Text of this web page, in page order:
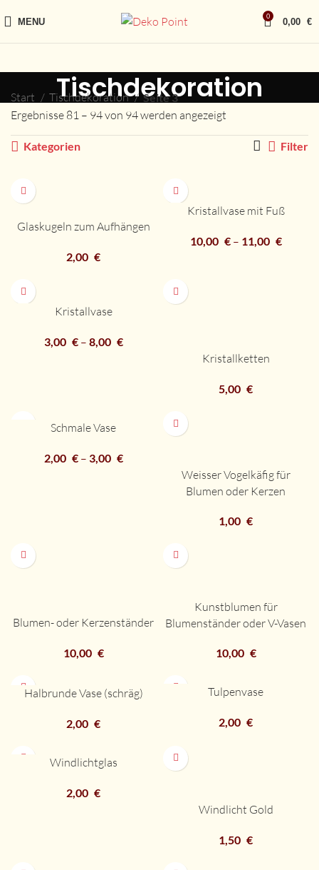
MENU 0 0,00 €
Tischdekoration
Start Tischdekoration Seite 3
Ergebnisse 81 – 94 von 94 werden angezeigt
Kategorien Filter
Glaskugeln zum Aufhängen
2,00 €
Kristallvase mit Fuß
10,00 €– 11,00 €
Kristallvase
3,00 €– 8,00 €
Kristallketten
5,00 €
Schmale Vase
2,00 €– 3,00 €
Weisser Vogelkäfig für
Blumen oder Kerzen
1,00 €
Blumen- oder Kerzenständer
10,00 €
Kunstblumen für
Blumenständer oder V-Vasen
10,00 €
Halbrunde Vase (schräg)
2,00 €
Tulpenvase
2,00 €
Windlichtglas
2,00 €
Windlicht Gold
1,50 €